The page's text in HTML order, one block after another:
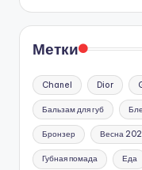
Метки
Chanel Dior
Бальзам для губ
Бронзер Весна
Губная помада Еда